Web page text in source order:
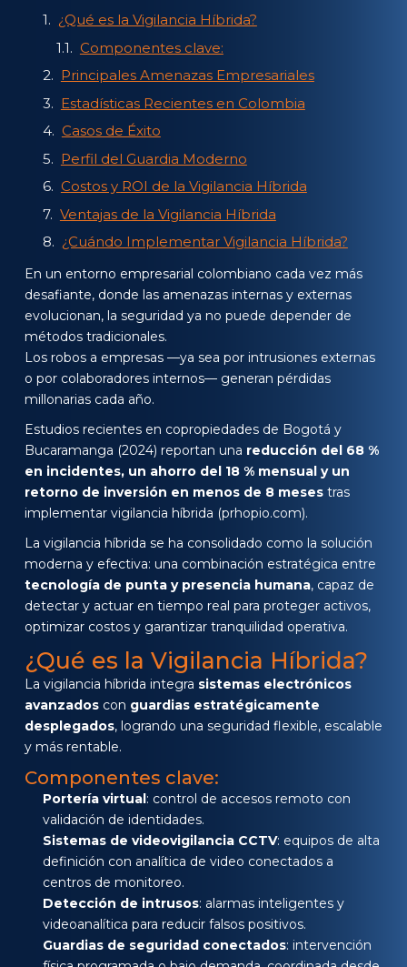
¿Qué es la Vigilancia Híbrida?
Componentes clave:
Principales Amenazas Empresariales
Estadísticas Recientes en Colombia
Casos de Éxito
Perfil del Guardia Moderno
Costos y ROI de la Vigilancia Híbrida
Ventajas de la Vigilancia Híbrida
¿Cuándo Implementar Vigilancia Híbrida?
Recomendaciones para Contratar el
Servicio
Conclusiones
Preguntas Frecuentes
¿Puedo mantener mis cámaras
actuales?
¿Es posible aplicar vigilancia híbrida solo
en horarios críticos?
¿Es aplicable en espacios pequeños?
¿Qué tan rápido se implementa?
más?
¿Qué pasa si falla el internet?
¿Cuál es el ROI esperado?
En un entorno empresarial colombiano cada vez más
desafiante, donde las amenazas internas y externas
evolucionan, la seguridad ya no puede depender de
métodos tradicionales.
Los robos a empresas —ya sea por intrusiones externas
o por colaboradores internos— generan pérdidas
millonarias cada año.
Estudios recientes en copropiedades de Bogotá y
Bucaramanga (2024) reportan una reducción del 68 %
en incidentes, un ahorro del 18 % mensual y un
retorno de inversión en menos de 8 mesestras
implementar vigilancia híbrida (prhopio.com).
La vigilancia híbrida se ha consolidado como la solución
moderna y efectiva: una combinación estratégica entre
tecnología de punta y presencia humana, capaz de
detectar y actuar en tiempo real para proteger activos,
optimizar costos y garantizar tranquilidad operativa.
¿Qué es la Vigilancia Híbrida?
La vigilancia híbrida integra sistemas electrónicos
avanzadoscon guardias estratégicamente
desplegados, logrando una seguridad flexible, escalable
y más rentable.
Componentes clave:
Portería virtual: control de accesos remoto con
validación de identidades.
Sistemas de videovigilancia CCTV: equipos de alta
definición con analítica de video conectados a
centros de monitoreo.
Detección de intrusos: alarmas inteligentes y
videoanalítica para reducir falsos positivos.
Guardias de seguridad conectados: intervención